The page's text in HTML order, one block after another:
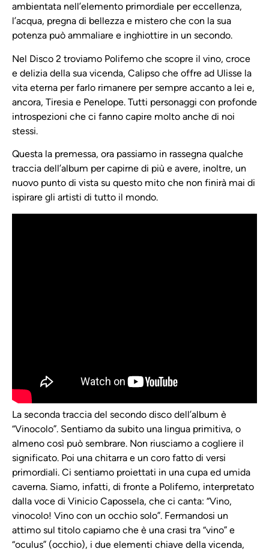
ambientata nell’elemento primordiale per eccellenza,
l’acqua, pregna di bellezza e mistero che con la sua
potenza può ammaliare e inghiottire in un secondo.
Nel Disco 2 troviamo Polifemo che scopre il vino, croce
e delizia della sua vicenda, Calipso che offre ad Ulisse la
vita eterna per farlo rimanere per sempre accanto a lei e,
ancora, Tiresia e Penelope. Tutti personaggi con profonde
introspezioni che ci fanno capire molto anche di noi
stessi.
Questa la premessa, ora passiamo in rassegna qualche
traccia dell’album per capirne di più e avere, inoltre, un
nuovo punto di vista su questo mito che non finirà mai di
ispirare gli artisti di tutto il mondo.
La seconda traccia del secondo disco dell’album è
“Vinocolo”. Sentiamo da subito una lingua primitiva, o
almeno così può sembrare. Non riusciamo a cogliere il
significato. Poi una chitarra e un coro fatto di versi
primordiali. Ci sentiamo proiettati in una cupa ed umida
caverna. Siamo, infatti, di fronte a Polifemo, interpretato
dalla voce di Vinicio Capossela, che ci canta: “Vino,
vinocolo! Vino con un occhio solo”. Fermandosi un
attimo sul titolo capiamo che è una crasi tra “vino” e
“oculus” (occhio), i due elementi chiave della vicenda,